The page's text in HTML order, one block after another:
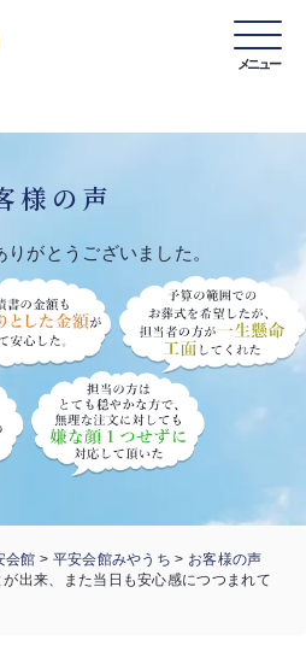
メニュー
様の声
がとうございました。
会館 > 平安会館みやうち > お客様の声
出来、また当日も安心感につつまれて